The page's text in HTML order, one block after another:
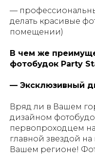
—
делать красивые
помещении)
В чем же
фотобудок Party
— Эксклюзивный
Вряд ли в Вашем
дизайном
первопроходцем
главной звездой
Вашем регионе!